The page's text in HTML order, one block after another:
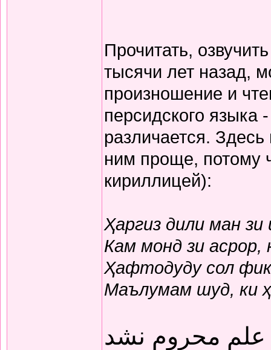
Прочитать,
тысячи лет назад,
произношение и
персидского языка
различается.
ним проще, потому
кириллицей):
Ҳаргиз дили ман
Кам монд зи
Ҳафтодуду сол
Маълумам шуд, ки
محروم نشد